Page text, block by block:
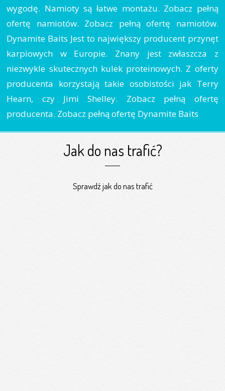
wygodę. Namioty są łatwe montażu. Zobacz pełną
ofertę namiotów. Zobacz pełną ofertę namiotów.
Dynamite Baits Jest to największy producent przynęt
karpiowych w Europie. Znany jest zwłaszcza z
niezwykle skutecznych kulek proteinowych. Z oferty
producenta korzystają takie osobistości jak Terry
Hearn, czy Jimi Shelley. Zobacz pełną ofertę
producenta. Zobacz pełną ofertę Dynamite Baits
Jak do nas trafić?
Sprawdź jak do nas trafić